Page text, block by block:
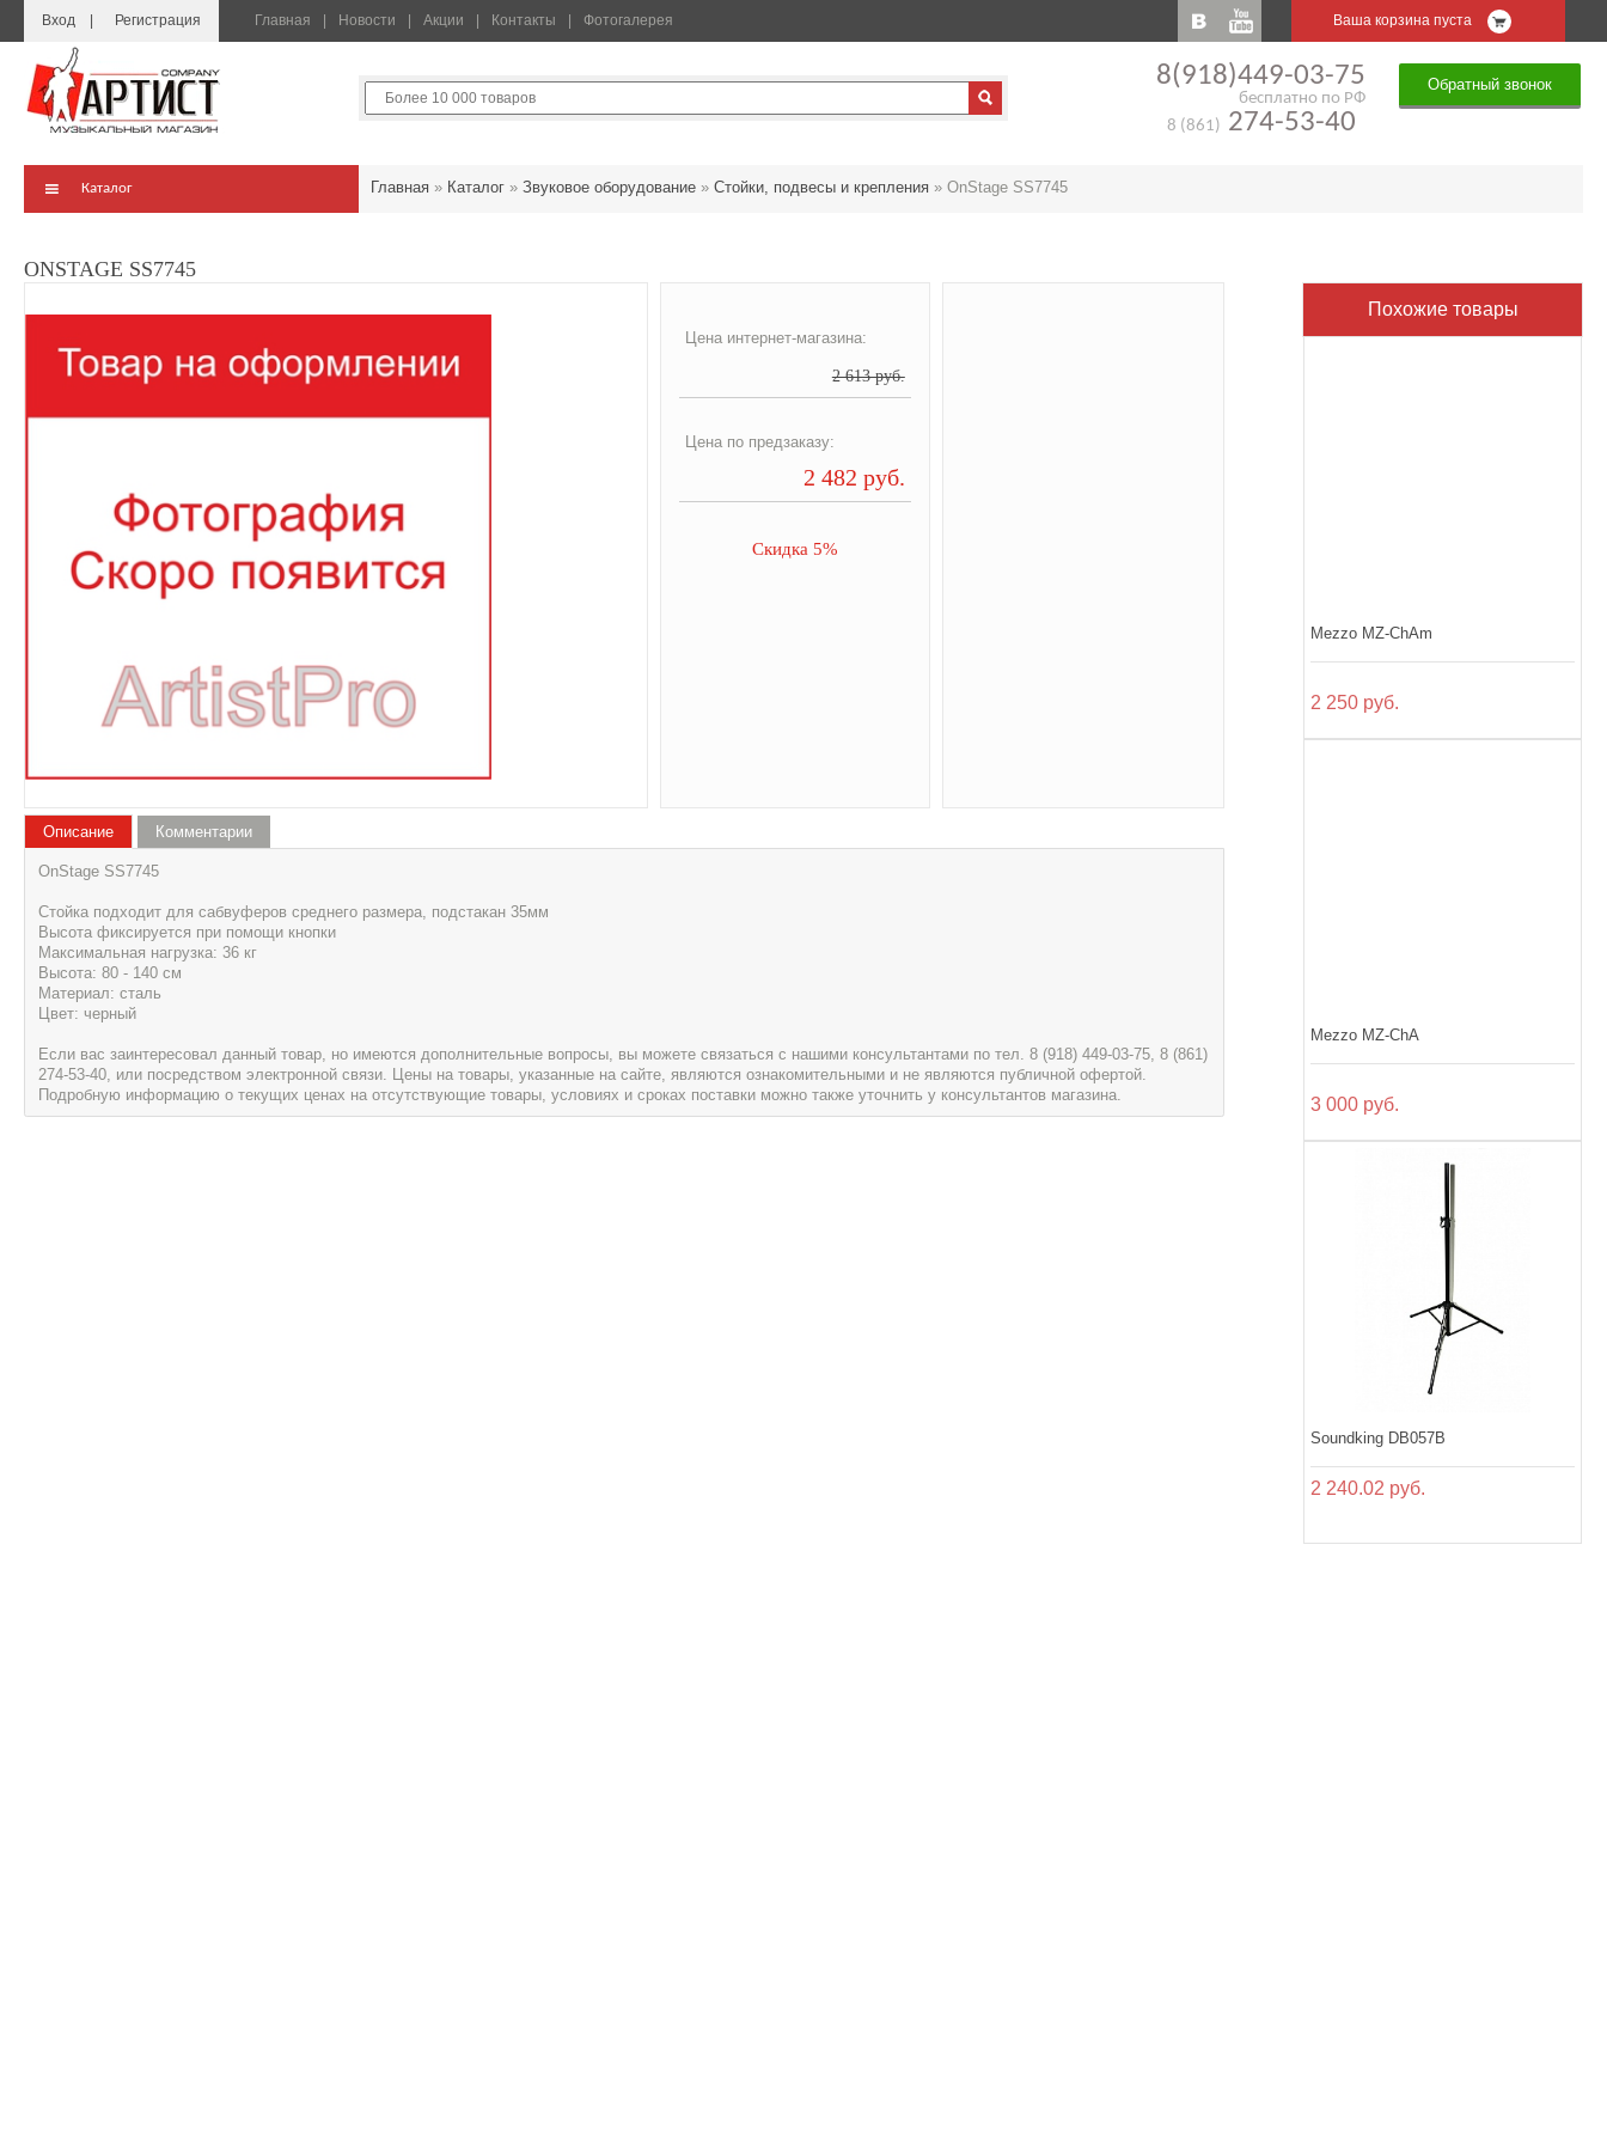
Вход Регистрация Главная Новости Акции Контакты Фотогалерея Ваша корзина пуста
8(918)449-03-75
бесплатно по РФ
8 (861) 274-53-40
Обратный звонок
Каталог Главная » Каталог » Звуковое оборудование » Стойки, подвесы и крепления » OnStage SS7745
ONSTAGE SS7745
Цена интернет-магазина:
2 613 руб.
Цена по предзаказу:
2 482 руб.
Скидка 5%
Похожие товары
Mezzo MZ-ChAm
2 250 руб.
Mezzo MZ-ChA
3 000 руб.
Soundking DB057B
2 240.02 руб.
Описание
OnStage SS7745
Стойка подходит для сабвуферов среднего размера, подстакан 35мм
Высота фиксируется при помощи кнопки
Максимальная нагрузка: 36 кг
Высота: 80 - 140 см
Материал: сталь
Цвет: черный
Если вас заинтересовал данный товар, но имеются дополнительные вопросы, вы можете связаться с нашими консультантами по тел. 8 (918) 449-03-75, 8 (861)
274-53-40, или посредством электронной связи. Цены на товары, указанные на сайте, являются ознакомительными и не являются публичной офертой.
Подробную информацию о текущих ценах на отсутствующие товары, условиях и сроках поставки можно также уточнить у консультантов магазина.
Комментарии